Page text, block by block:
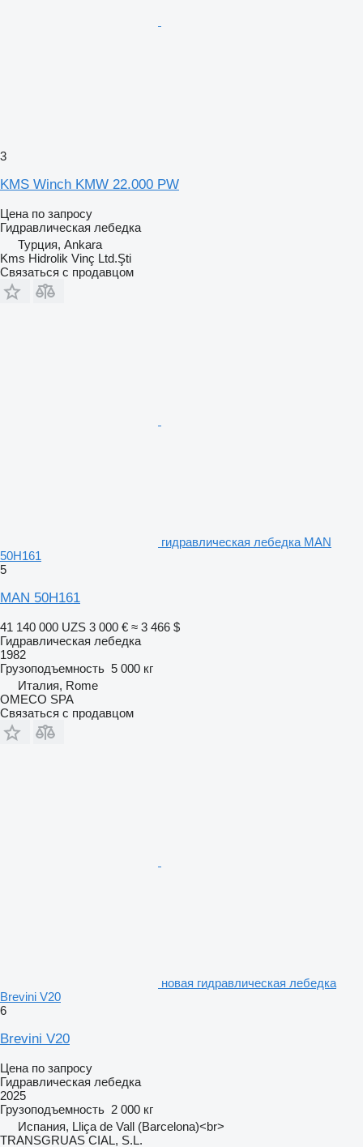
3
KMS Winch KMW 22.000 PW
Цена по запросу
Гидравлическая лебедка
Турция, Ankara
Kms Hidrolik Vinç Ltd.Şti
Связаться с продавцом
гидравлическая лебедка MAN
50H161
5
MAN 50H161
41 140 000 UZS 3 000 € ≈ 3 466 $
Гидравлическая лебедка
1982
Грузоподъемность 5 000 кг
Италия, Rome
OMECO SPA
Связаться с продавцом
новая гидравлическая лебедка
Brevini V20
6
Brevini V20
Цена по запросу
Гидравлическая лебедка
2025
Грузоподъемность 2 000 кг
Испания, Lliça de Vall (Barcelona)<br>
TRANSGRUAS CIAL, S.L.